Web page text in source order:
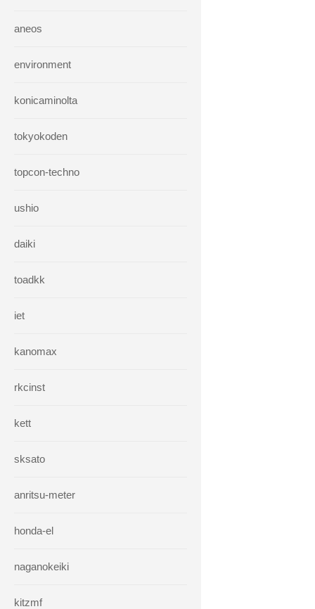
aneos
environment
konicaminolta
tokyokoden
topcon-techno
ushio
daiki
toadkk
iet
kanomax
rkcinst
kett
sksato
anritsu-meter
honda-el
naganokeiki
kitzmf